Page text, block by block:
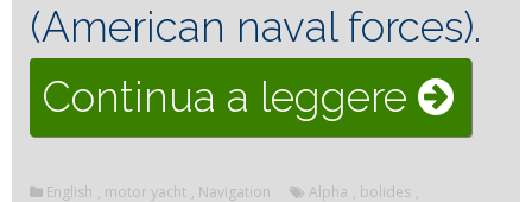
(American naval forces).
Continua a leggere “THE
English , motor yacht , Navigation Alpha , bolides ,